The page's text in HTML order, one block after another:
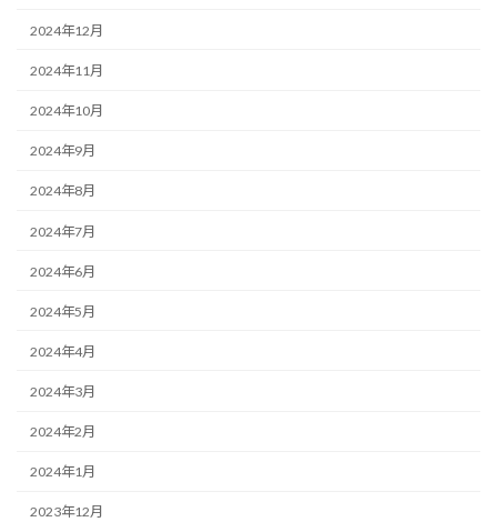
2024年12月
2024年11月
2024年10月
2024年9月
2024年8月
2024年7月
2024年6月
2024年5月
2024年4月
2024年3月
2024年2月
2024年1月
2023年12月